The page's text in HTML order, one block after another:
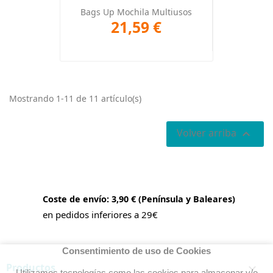
Bags Up Mochila Multiusos
21,59 €
Mostrando 1-11 de 11 artículo(s)
Volver arriba 
Coste de envío: 3,90 € (Península y Baleares)
en pedidos inferiores a 29€
Productos 
Consentimiento de uso de Cookies